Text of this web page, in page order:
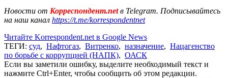
Новости от Корреспондент.netв Telegram. Подписывайтесь
на наш канал https://t.me/korrespondentnet
Читайте Korrespondent.net в Google News
ТЕГИ: суд, Нафтогаз, Витренко, назначение, Нацагенство
по борьбе с коррупцией (НАПК), ОАСК
Если вы заметили ошибку, выделите необходимый текст и
нажмите Ctrl+Enter, чтобы сообщить об этом редакции.